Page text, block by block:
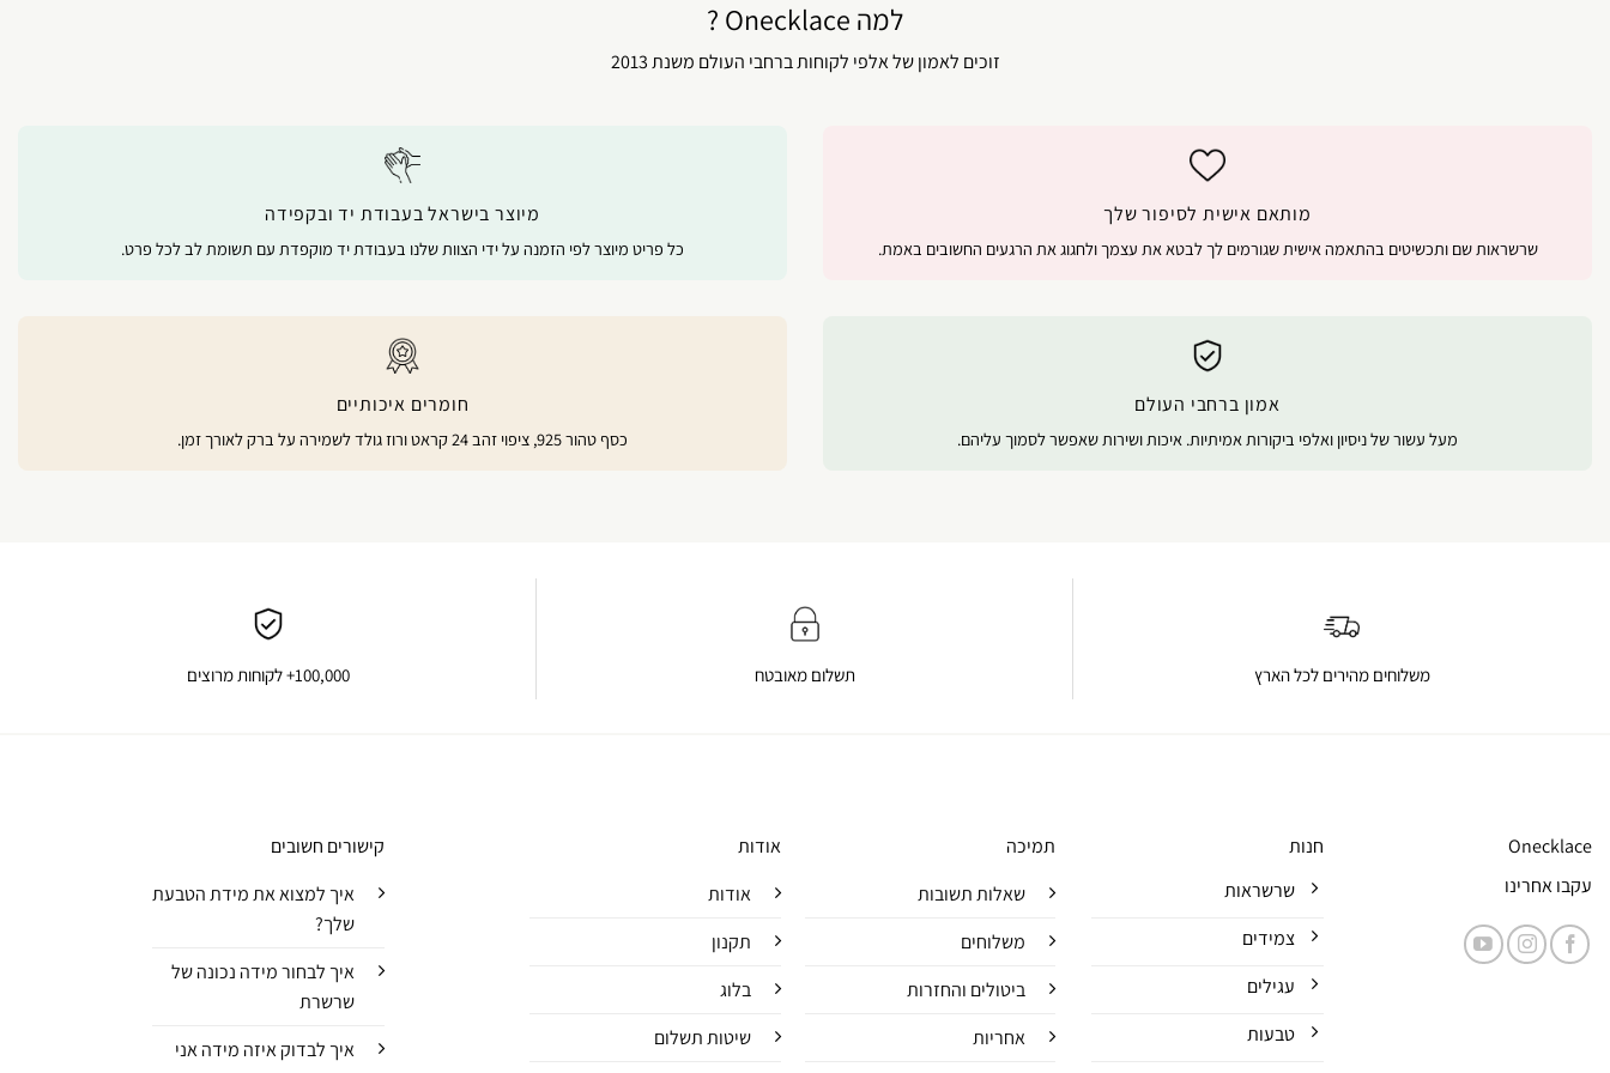
למה Onecklace ?
זוכים לאמון של אלפי לקוחות ברחבי העולם משנת 2013
מותאם אישית לסיפור שלך
שרשראות שם ותכשיטים בהתאמה אישית שגורמים לך לבטא את עצמך ולחגוג את הרגעים החשובים באמת.
מיוצר בישראל בעבודת יד ובקפידה
כל פריט מיוצר לפי הזמנה על ידי הצוות שלנו בעבודת יד מוקפדת עם תשומת לב לכל פרט.
אמון ברחבי העולם
מעל עשור של ניסיון ואלפי ביקורות אמיתיות. איכות ושירות שאפשר לסמוך עליהם.
חומרים איכותיים
כסף טהור 925, ציפוי זהב 24 קראט ורוז גולד לשמירה על ברק לאורך זמן.
משלוחים מהירים לכל הארץ תשלום מאובטח 100,000+ לקוחות מרוצים
Onecklace
עקבו אחרינו
חנות
שרשראות
צמידים
עגילים
טבעות
תמיכה
שאלות תשובות
משלוחים
ביטולים והחזרות
אחריות
אודות
אודות
תקנון
בלוג
שיטות תשלום
קישורים חשובים
איך למצוא את מידת הטבעת
שלך?
איך לבחור מידה נכונה של
שרשרת
איך לבדוק איזה מידה אני